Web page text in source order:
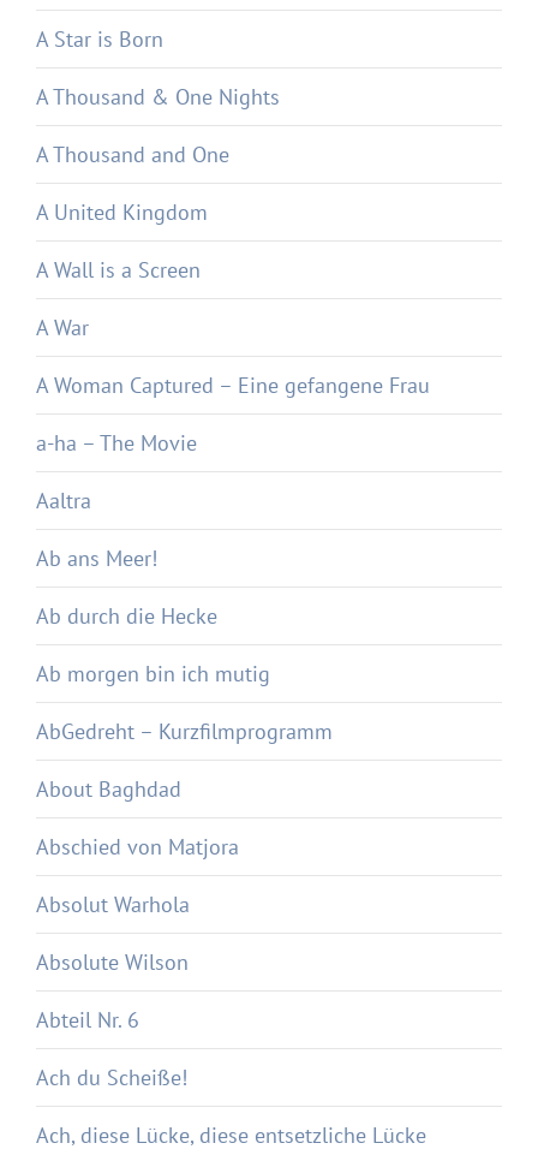
A Star is Born
A Thousand & One Nights
A Thousand and One
A United Kingdom
A Wall is a Screen
A War
A Woman Captured – Eine gefangene Frau
a-ha – The Movie
Aaltra
Ab ans Meer!
Ab durch die Hecke
Ab morgen bin ich mutig
AbGedreht – Kurzfilmprogramm
About Baghdad
Abschied von Matjora
Absolut Warhola
Absolute Wilson
Abteil Nr. 6
Ach du Scheiße!
Ach, diese Lücke, diese entsetzliche Lücke